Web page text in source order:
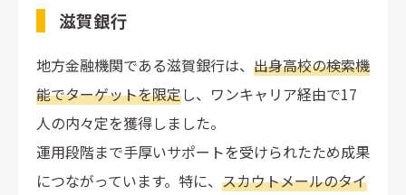
滋賀銀行
地方金融機関である滋賀銀行は、 出身高校の検索機
能でターゲットを限定し、ワンキャリア経由で17
人の内々定を獲得しました。
運用段階まで手厚いサポートを受けられたため成果
につながっています。特に、 スカウトメールのタイ